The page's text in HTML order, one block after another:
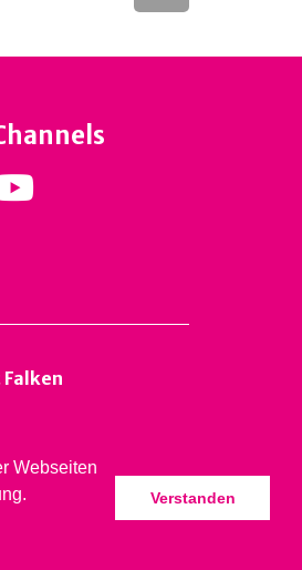
Webseiten
Verstanden